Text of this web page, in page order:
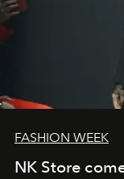
FASHION WEEK
NK Store